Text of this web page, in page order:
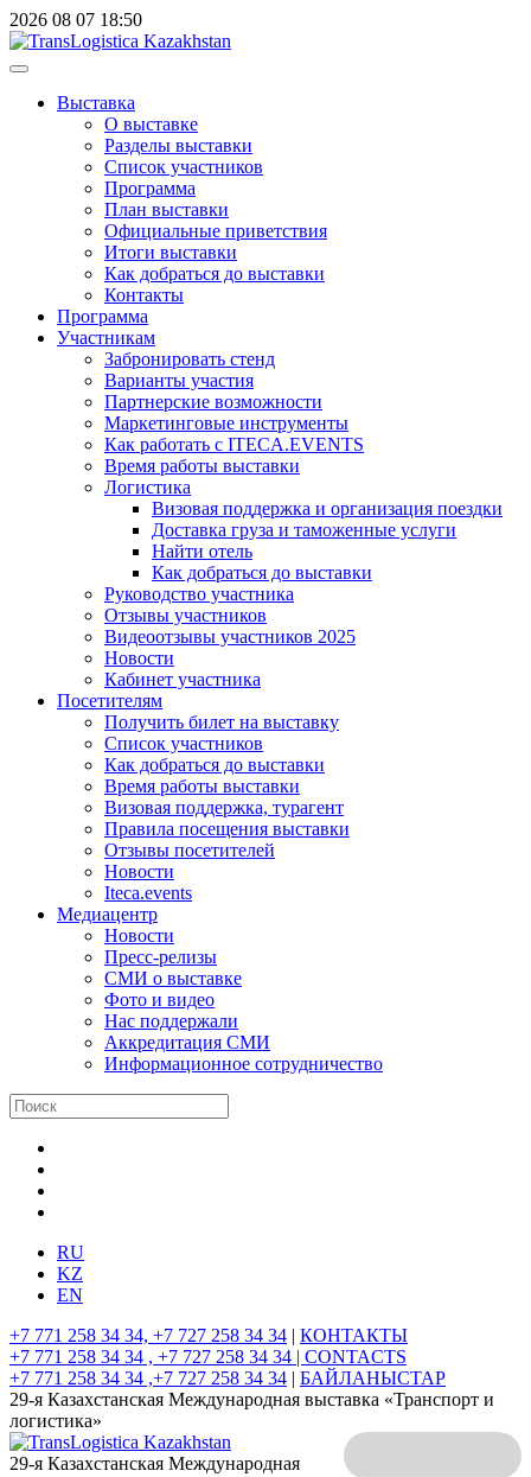
2026 08 07 18:50
Выставка
О выставке
Разделы выставки
Список участников
Программа
План выставки
Официальные приветствия
Итоги выставки
Как добраться до выставки
Контакты
Программа
Участникам
Забронировать стенд
Варианты участия
Партнерские возможности
Маркетинговые инструменты
Как работать с ITECA.EVENTS
Время работы выставки
Логистика
Визовая поддержка и организация поездки
Доставка груза и таможенные услуги
Найти отель
Как добраться до выставки
Руководство участника
Отзывы участников
Видеоотзывы участников 2025
Новости
Кабинет участника
Посетителям
Получить билет на выставку
Список участников
Как добраться до выставки
Время работы выставки
Визовая поддержка, турагент
Правила посещения выставки
Отзывы посетителей
Новости
Iteca.events
Медиацентр
Новости
Пресс-релизы
СМИ о выставке
Фото и видео
Нас поддержали
Аккредитация СМИ
Информационное сотрудничество
RU
KZ
EN
+7 771 258 34 34, +7 727 258 34 34 | КОНТАКТЫ
+7 771 258 34 34 , +7 727 258 34 34 | CONTACTS
+7 771 258 34 34 ,+7 727 258 34 34 | БАЙЛАНЫСТАР
29-я Казахстанская Международная выставка «Транспорт и
логистика»
29-я Казахстанская Международная